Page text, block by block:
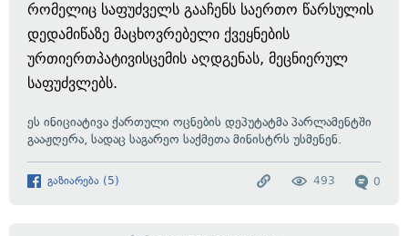
რომელიც საფუძველს გააჩენს საერთო წარსულის
დედამიწაზე მაცხოვრებელი ქვეყნების
ურთიერთპატივისცემის აღდგენას, მეცნიერულ
საფუძვლებს.
ეს ინიციატივა ქართული ოცნების დეპუტატმა პარლამენტში
გააჟღერა, სადაც საგარეო საქმეთა მინისტრს უსმენენ.
გაზიარება (5) 0
493